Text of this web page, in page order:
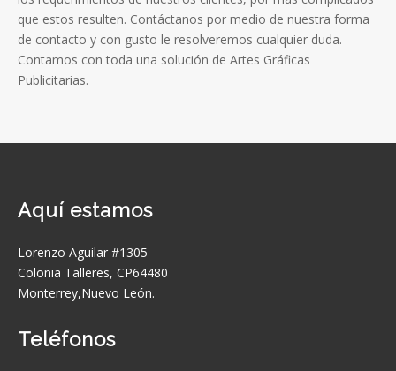
que estos resulten. Contáctanos por medio de nuestra forma
de contacto y con gusto le resolveremos cualquier duda.
Contamos con toda una solución de Artes Gráficas
Publicitarias.
Aquí estamos
Lorenzo Aguilar #1305
Colonia Talleres, CP64480
Monterrey,Nuevo León.
Teléfonos